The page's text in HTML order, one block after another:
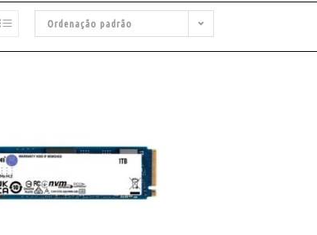
Ordenação padrão